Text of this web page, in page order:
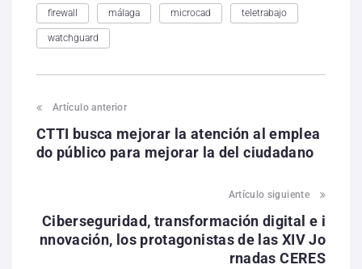
firewall málaga microcad teletrabajo
watchguard
Artículo anterior
CTTI busca mejorar la atención al emplea
do público para mejorar la del ciudadano
Artículo siguiente
Ciberseguridad, transformación digital e i
nnovación, los protagonistas de las XIV Jo
rnadas CERES